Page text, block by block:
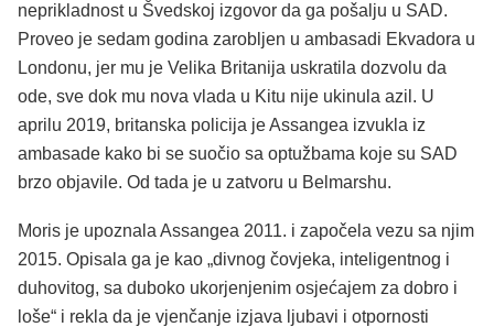
neprikladnost u Švedskoj izgovor da ga pošalju u SAD.
Proveo je sedam godina zarobljen u ambasadi Ekvadora u
Londonu, jer mu je Velika Britanija uskratila dozvolu da
ode, sve dok mu nova vlada u Kitu nije ukinula azil. U
aprilu 2019, britanska policija je Assangea izvukla iz
ambasade kako bi se suočio sa optužbama koje su SAD
brzo objavile. Od tada je u zatvoru u Belmarshu.
Moris je upoznala Assangea 2011. i započela vezu sa njim
2015. Opisala ga je kao „divnog čovjeka, inteligentnog i
duhovitog, sa duboko ukorjenjenim osjećajem za dobro i
loše“ i rekla da je vjenčanje izjava ljubavi i otpornosti